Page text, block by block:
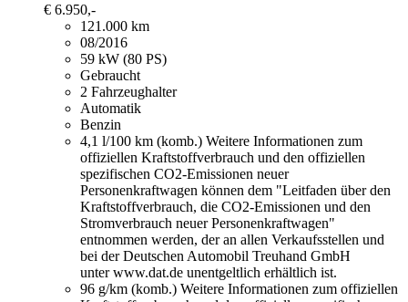
€ 6.950,-
121.000 km
08/2016
59 kW (80 PS)
Gebraucht
2 Fahrzeughalter
Automatik
Benzin
4,1 l/100 km (komb.) Weitere Informationen zum
offiziellen Kraftstoffverbrauch und den offiziellen
spezifischen CO2-Emissionen neuer
Personenkraftwagen können dem "Leitfaden über den
Kraftstoffverbrauch, die CO2-Emissionen und den
Stromverbrauch neuer Personenkraftwagen"
entnommen werden, der an allen Verkaufsstellen und
bei der Deutschen Automobil Treuhand GmbH
unter www.dat.de unentgeltlich erhältlich ist.
96 g/km (komb.) Weitere Informationen zum offiziellen